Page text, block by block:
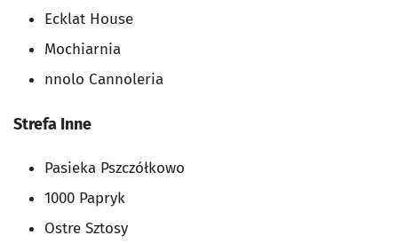
Ecklat House
Mochiarnia
nnolo Cannoleria
Strefa Inne
Pasieka Pszczółkowo
1000 Papryk
Ostre Sztosy